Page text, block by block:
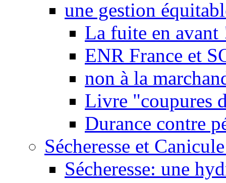
une gestion
La fuite en avant
ENR France et
non à la
Livre "coupures
Durance contre
Sécheresse et
Sécheresse: une